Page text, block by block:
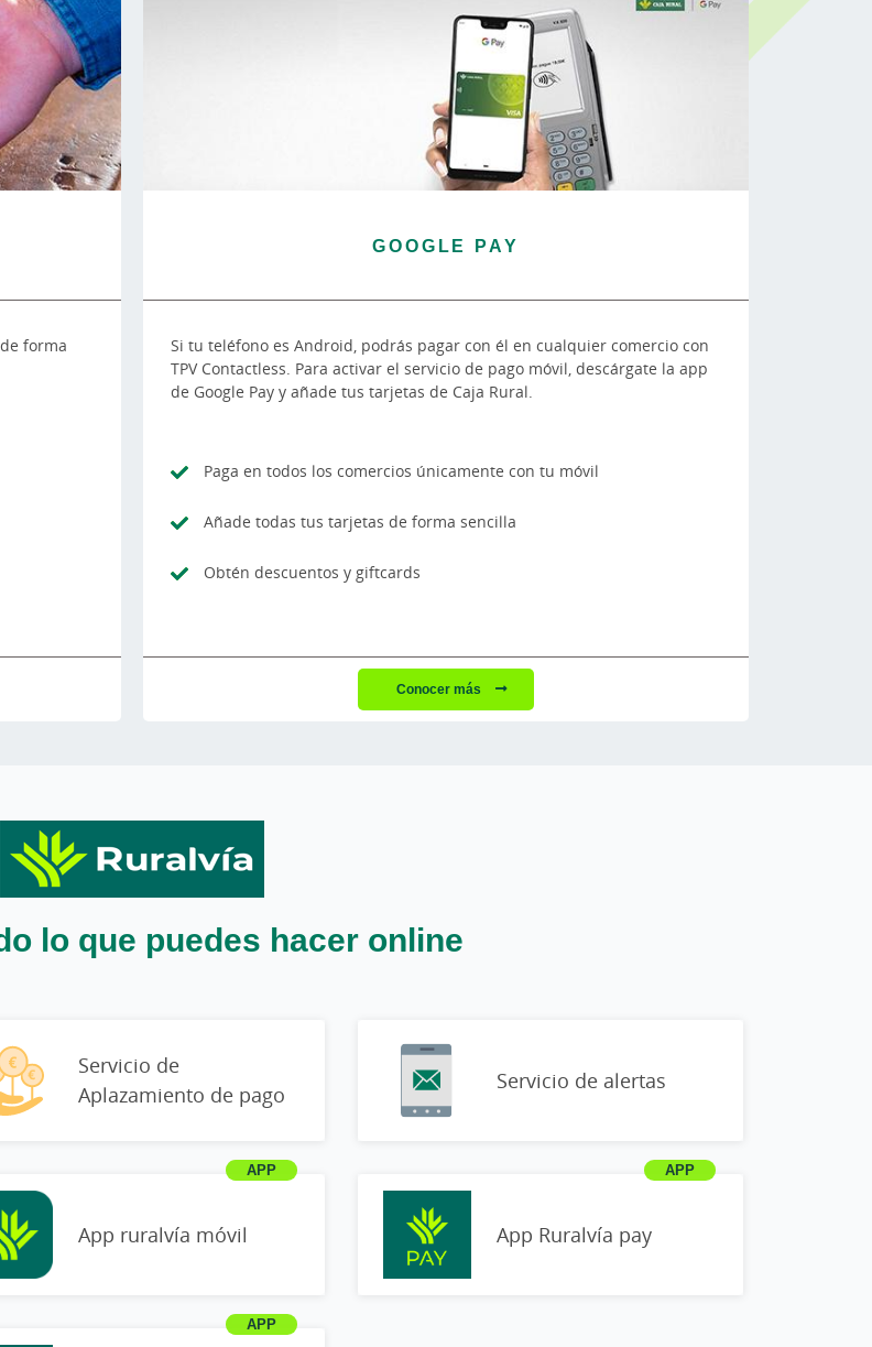
forma
GOOGLE PAY
Si tu teléfono es Android, podrás pagar con él en cualquier comercio con
TPV Contactless. Para activar el servicio de pago móvil, descárgate la app
de Google Pay y añade tus tarjetas de Caja Rural.
Paga en todos los comercios únicamente con tu móvil
Añade todas tus tarjetas de forma sencilla
Obtén descuentos y giftcards
Conocer más
lo que puedes hacer online
Servicio de
Aplazamiento de pago
Servicio de alertas
App ruralvía móvil App Ruralvía pay